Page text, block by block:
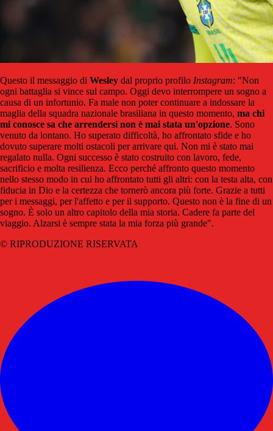
Questo il messaggio di Wesley dal proprio profilo Instagram: "Non
ogni battaglia si vince sul campo. Oggi devo interrompere un sogno a
causa di un infortunio. Fa male non poter continuare a indossare la
maglia della squadra nazionale brasiliana in questo momento, ma chi
mi conosce sa che arrendersi non è mai stata un'opzione. Sono
venuto da lontano. Ho superato difficoltà, ho affrontato sfide e ho
dovuto superare molti ostacoli per arrivare qui. Non mi è stato mai
regalato nulla. Ogni successo è stato costruito con lavoro, fede,
sacrificio e molta resilienza. Ecco perché affronto questo momento
nello stesso modo in cui ho affrontato tutti gli altri: con la testa alta, con
fiducia in Dio e la certezza che tornerò ancora più forte. Grazie a tutti
per i messaggi, per l'affetto e per il supporto. Questo non è la fine di un
sogno. È solo un altro capitolo della mia storia. Cadere fa parte del
viaggio. Alzarsi è sempre stata la mia forza più grande".
© RIPRODUZIONE RISERVATA